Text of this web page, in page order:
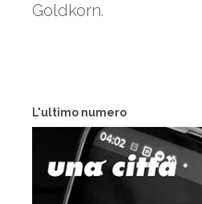
L'ultimo numero
Goldkorn.